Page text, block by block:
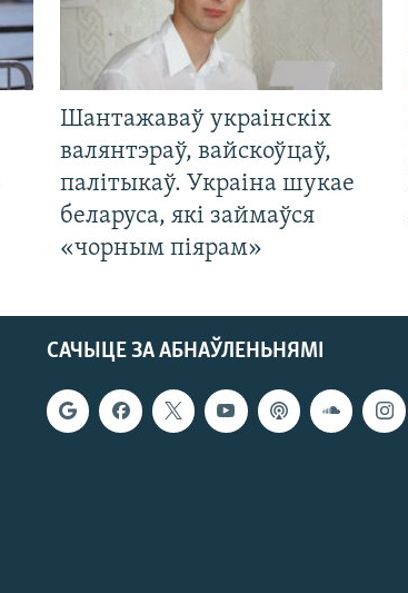
Шантажаваў украінскіх
валянтэраў, вайскоўцаў,
палітыкаў. Украіна шукае
беларуса, які займаўся
«чорным піярам»
САЧЫЦЕ ЗА АБНАЎЛЕНЬНЯМІ